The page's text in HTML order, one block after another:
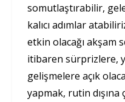
somutlaştırabilir,
kalıcı adımlar
etkin olacağı akşam
itibaren sürprizlere,
gelişmelere açık
yapmak, rutin dışına